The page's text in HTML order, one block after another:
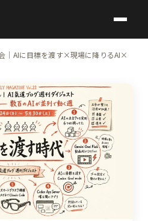
｜AIに目標を渡す×現場に降りるAI×